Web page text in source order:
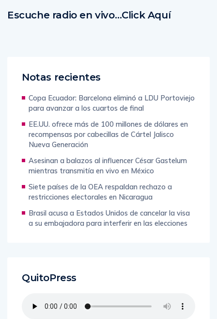
Escuche radio en vivo…Click Aquí
Notas recientes
Copa Ecuador: Barcelona eliminó a LDU Portoviejo
para avanzar a los cuartos de final
EE.UU. ofrece más de 100 millones de dólares en
recompensas por cabecillas de Cártel Jalisco
Nueva Generación
Asesinan a balazos al influencer César Gastelum
mientras transmitía en vivo en México
Siete países de la OEA respaldan rechazo a
restricciones electorales en Nicaragua
Brasil acusa a Estados Unidos de cancelar la visa
a su embajadora para interferir en las elecciones
QuitoPress